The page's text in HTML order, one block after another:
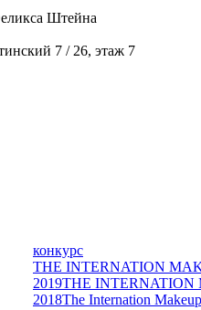
Штейна
7 / 26, этаж 7
конкурс
THE INTERNATION
2019THE INTERNATION
2018The Internation